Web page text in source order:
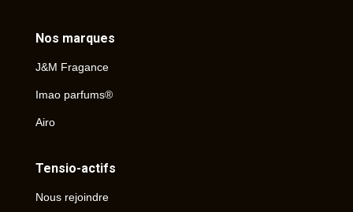
Nos marques
J&M Fragance
Imao parfums®
Airo
Tensio-actifs
Nous rejoindre